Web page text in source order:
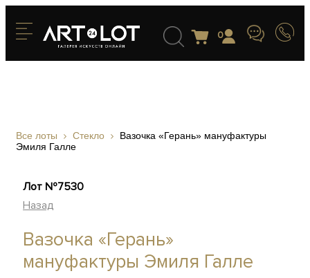
0
Все лоты Стекло
Вазочка «Герань» мануфактуры
Эмиля Галле
Лот №7530
Назад
Вазочка «Герань»
мануфактуры Эмиля Галле